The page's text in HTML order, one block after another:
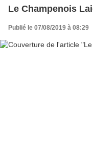
Le Champenois
Publié le 07/08/2019 à 08:29